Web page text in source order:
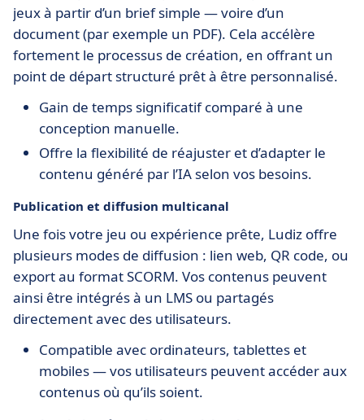
jeux à partir d’un brief simple — voire d’un
document (par exemple un PDF). Cela accélère
fortement le processus de création, en offrant un
point de départ structuré prêt à être personnalisé.
Gain de temps significatif comparé à une
conception manuelle.
Offre la flexibilité de réajuster et d’adapter le
contenu généré par l’IA selon vos besoins.
Publication et diffusion multicanal
Une fois votre jeu ou expérience prête, Ludiz offre
plusieurs modes de diffusion : lien web, QR code, ou
export au format SCORM. Vos contenus peuvent
ainsi être intégrés à un LMS ou partagés
directement avec des utilisateurs.
Compatible avec ordinateurs, tablettes et
mobiles — vos utilisateurs peuvent accéder aux
contenus où qu’ils soient.